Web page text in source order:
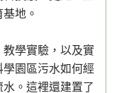
地。
學實驗，以及實
園區污水如何經
。這裡還建置了